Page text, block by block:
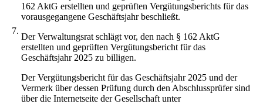
7.
162 AktG erstellten und geprüften Vergütungsberichts für das
vorausgegangene Geschäftsjahr beschließt.
Der Verwaltungsrat schlägt vor, den nach § 162 AktG
erstellten und geprüften Vergütungsbericht für das
Geschäftsjahr 2025 zu billigen.
Der Vergütungsbericht für das Geschäftsjahr 2025 und der
Vermerk über dessen Prüfung durch den Abschlussprüfer sind
über die Internetseite der Gesellschaft unter